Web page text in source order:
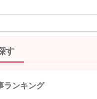
す
ランキング